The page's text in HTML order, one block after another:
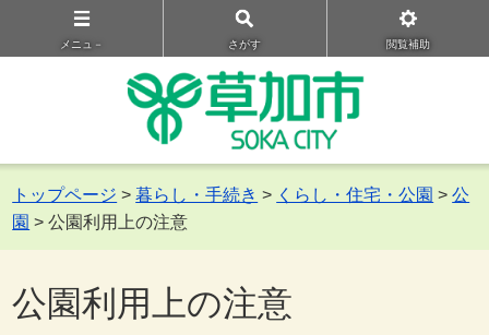
メニュ－ さがす 閲覧補助
トップページ >暮らし・手続き > くらし・住宅・公園 >公
園 > 公園利用上の注意
公園利用上の注意